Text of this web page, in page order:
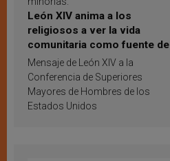
León XIV anima a los
religiosos a ver la vida
comunitaria como fuente de
inspiración y santificación
Mensaje de León XIV a la
Conferencia de Superiores
Mayores de Hombres de los
Estados Unidos